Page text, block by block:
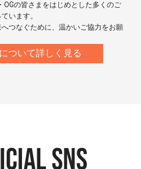
OGの皆さまをはじめとした多くのご
います。
つなぐために、温かいご協力をお願
ついて詳しく見る
SNS